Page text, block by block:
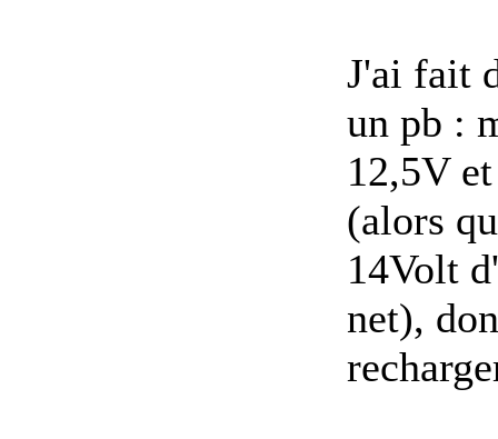
J'ai fait
un pb :
12,5V
(alors
14Volt
net),